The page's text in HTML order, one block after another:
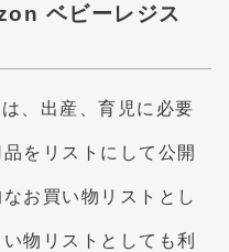
ベビーレジス
は、出産、育児に必要
をリストにして公開
お買い物リストとし
物リストとしても利